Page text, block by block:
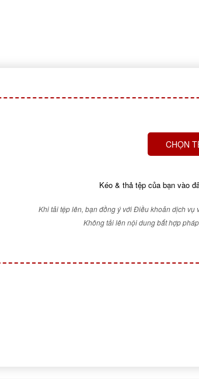
CHỌN
Kéo & thả tệp của bạn vào
Khi tải tệp lên, bạn đồng ý với Điều khoản dịch vụ
Không tải lên nội dung bất hợp